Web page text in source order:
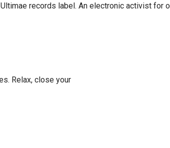
records label. An electronic activist for
Relax, close your